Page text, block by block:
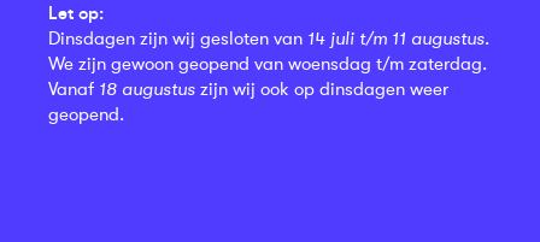
Let op:
Dinsdagen zijn wij gesloten van 14 juli t/m 11 augustus.
We zijn gewoon geopend van woensdag t/m zaterdag.
Vanaf 18 augustus zijn wij ook op dinsdagen weer
geopend.